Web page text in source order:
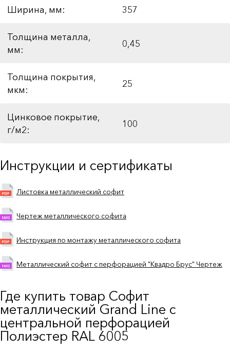
Ширина, мм: 357
Толщина металла,
мм:
0,45
Толщина покрытия,
мкм:
25
Цинковое покрытие,
г/м2:
100
Инструкции и сертификаты
Листовка металлический софит
Чертеж металлического софита
Инструкция по монтажу металлического софита
Металлический софит с перфорацией "Квадро Брус" Чертеж
Где купить товар Софит
металлический Grand Line c
центральной перфорацией
Полиэстер RAL 6005